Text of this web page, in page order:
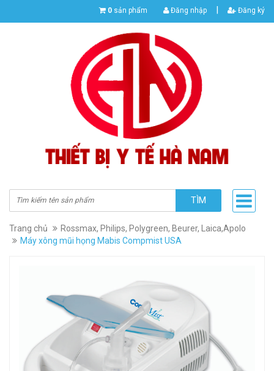
0 sản phẩm Đăng nhập | Đăng ký
TÌM
Trang chủ
Rossmax, Philips, Polygreen, Beurer, Laica,Apolo
Máy xông mũi họng Mabis Compmist USA